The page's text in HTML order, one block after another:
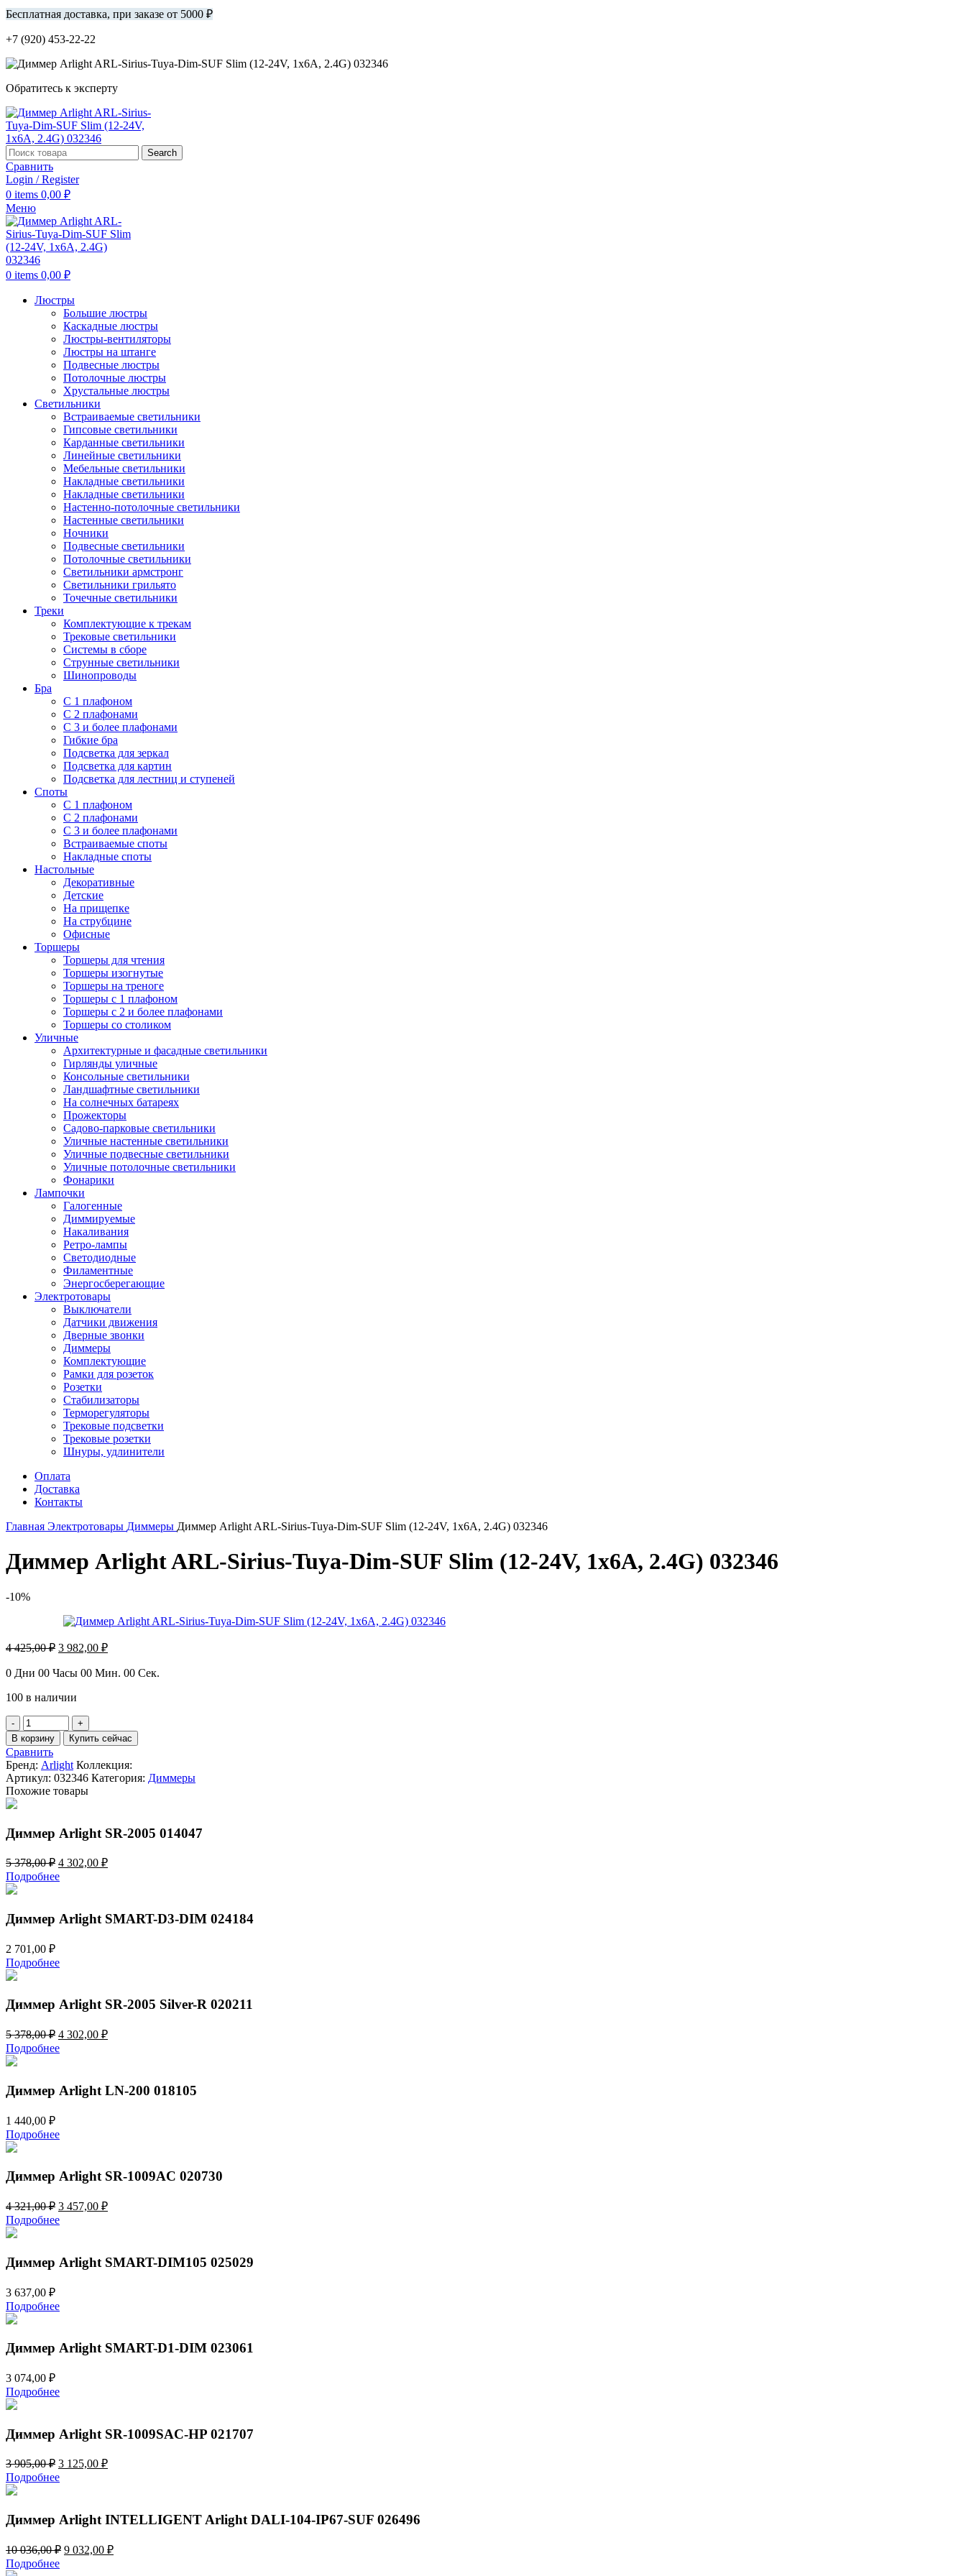
Бесплатная доставка, при заказе от 5000 ₽
+7 (920) 453-22-22
Обратитесь к эксперту
Search
Сравнить
Login / Register
0 items 0,00 ₽
Меню
0 items 0,00 ₽
Люстры
Большие люстры
Каскадные люстры
Люстры-вентиляторы
Люстры на штанге
Подвесные люстры
Потолочные люстры
Хрустальные люстры
Светильники
Встраиваемые светильники
Гипсовые светильники
Карданные светильники
Линейные светильники
Мебельные светильники
Накладные светильники
Накладные светильники
Настенно-потолочные светильники
Настенные светильники
Ночники
Подвесные светильники
Потолочные светильники
Светильники армстронг
Светильники грильято
Точечные светильники
Треки
Комплектующие к трекам
Трековые светильники
Системы в сборе
Струнные светильники
Шинопроводы
Бра
С 1 плафоном
С 2 плафонами
С 3 и более плафонами
Гибкие бра
Подсветка для зеркал
Подсветка для картин
Подсветка для лестниц и ступеней
Споты
С 1 плафоном
С 2 плафонами
С 3 и более плафонами
Встраиваемые споты
Накладные споты
Настольные
Декоративные
Детские
На прищепке
На струбцине
Офисные
Торшеры
Торшеры для чтения
Торшеры изогнутые
Торшеры на треноге
Торшеры с 1 плафоном
Торшеры с 2 и более плафонами
Торшеры со столиком
Уличные
Архитектурные и фасадные светильники
Гирлянды уличные
Консольные светильники
Ландшафтные светильники
На солнечных батареях
Прожекторы
Садово-парковые светильники
Уличные настенные светильники
Уличные подвесные светильники
Уличные потолочные светильники
Фонарики
Лампочки
Галогенные
Диммируемые
Накаливания
Ретро-лампы
Светодиодные
Филаментные
Энергосберегающие
Электротовары
Выключатели
Датчики движения
Дверные звонки
Диммеры
Комплектующие
Рамки для розеток
Розетки
Стабилизаторы
Терморегуляторы
Трековые подсветки
Трековые розетки
Шнуры, удлинители
Оплата
Доставка
Контакты
Главная Электротовары Диммеры Диммер Arlight ARL-Sirius-Tuya-Dim-SUF Slim (12-24V, 1x6A, 2.4G) 032346
Диммер Arlight ARL-Sirius-Tuya-Dim-SUF Slim (12-24V, 1x6A, 2.4G) 032346
-10%
4 425,00₽ Первоначальная
составляла
425,00 ₽.
3 982,00 ₽Текущая
3
0 Дни 00 Часы 00 Мин. 00 Сек.
100 в наличии
Количество
товара
Диммер
Arlight
ARL-
Sirius-
Tuya-
Slim
24V,
1x6A,
В корзину Купить сейчас
Сравнить
Бренд: Arlight Коллекция:
Артикул: 032346 Категория: Диммеры
Похожие товары
Диммер Arlight SR-2005 014047
5 378,00₽ Первоначальная
цена
составляла
378,00 ₽.
4 302,00 ₽Текущая
Подробнее
Диммер Arlight SMART-D3-DIM 024184
2 701,00 ₽
Подробнее
Диммер Arlight SR-2005 Silver-R 020211
5 378,00₽ Первоначальная
цена
составляла
378,00 ₽.
4 302,00 ₽Текущая
Подробнее
Диммер Arlight LN-200 018105
1 440,00 ₽
Подробнее
Диммер Arlight SR-1009AC 020730
4 321,00₽ Первоначальная
цена
составляла
321,00 ₽.
3 457,00 ₽Текущая
Подробнее
Диммер Arlight SMART-DIM105 025029
3 637,00 ₽
Подробнее
Диммер Arlight SMART-D1-DIM 023061
3 074,00 ₽
Подробнее
Диммер Arlight SR-1009SAC-HP 021707
3 905,00₽ Первоначальная
цена
составляла
905,00 ₽.
3 125,00 ₽Текущая
Подробнее
Диммер Arlight INTELLIGENT Arlight DALI-104-IP67-SUF 026496
10 036,00₽ Первоначальная
9 032,00 ₽Текущая
Подробнее